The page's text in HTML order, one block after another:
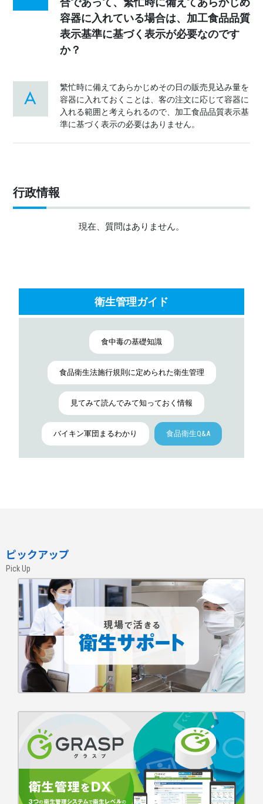
容器に入れている場合は、加工食品品質
表示基準に基づく表示が必要なのです
か？
繁忙時に備えてあらかじめその日の販売見込み量を
容器に入れておくことは、客の注文に応じて容器に
入れる範囲と考えられるので、加工食品品質表示基
準に基づく表示の必要はありません。
行政情報
現在、質問はありません。
衛生管理ガイド
食中毒の基礎知識
食品衛生法施行規則に定められた衛生管理
見てみて読んでみて知っておく情報
バイキン軍団まるわかり 食品衛生Q&A
ピックアップ
Pick Up